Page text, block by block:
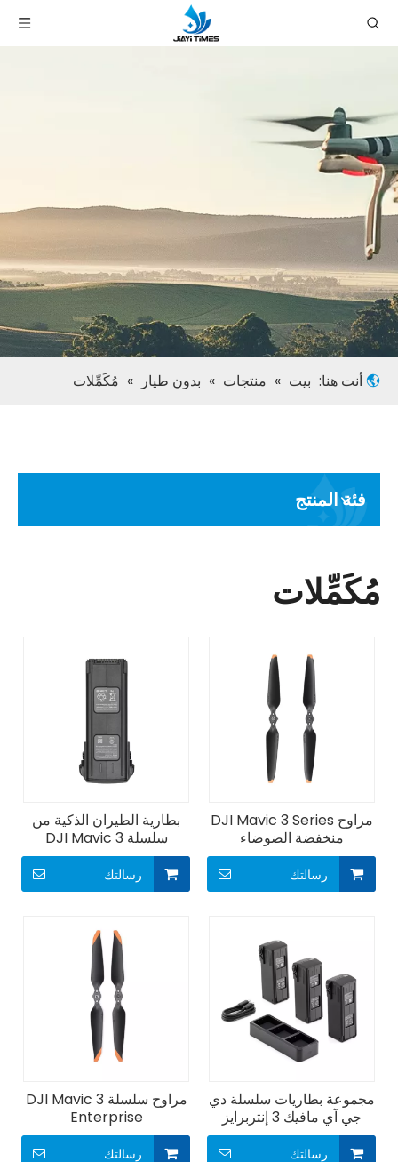
أنت هنا: بيت » منتجات » بدون طيار » مُكَمِّلات
فئة المنتج
مُكَمِّلات
بطارية الطيران الذكية من
سلسلة DJI Mavic 3
رسالتك
مراوح DJI Mavic 3 Series
منخفضة الضوضاء
رسالتك
مراوح سلسلة DJI Mavic 3
Enterprise
رسالتك
مجموعة بطاريات سلسلة دي
جي آي مافيك 3 إنتربرايز
رسالتك